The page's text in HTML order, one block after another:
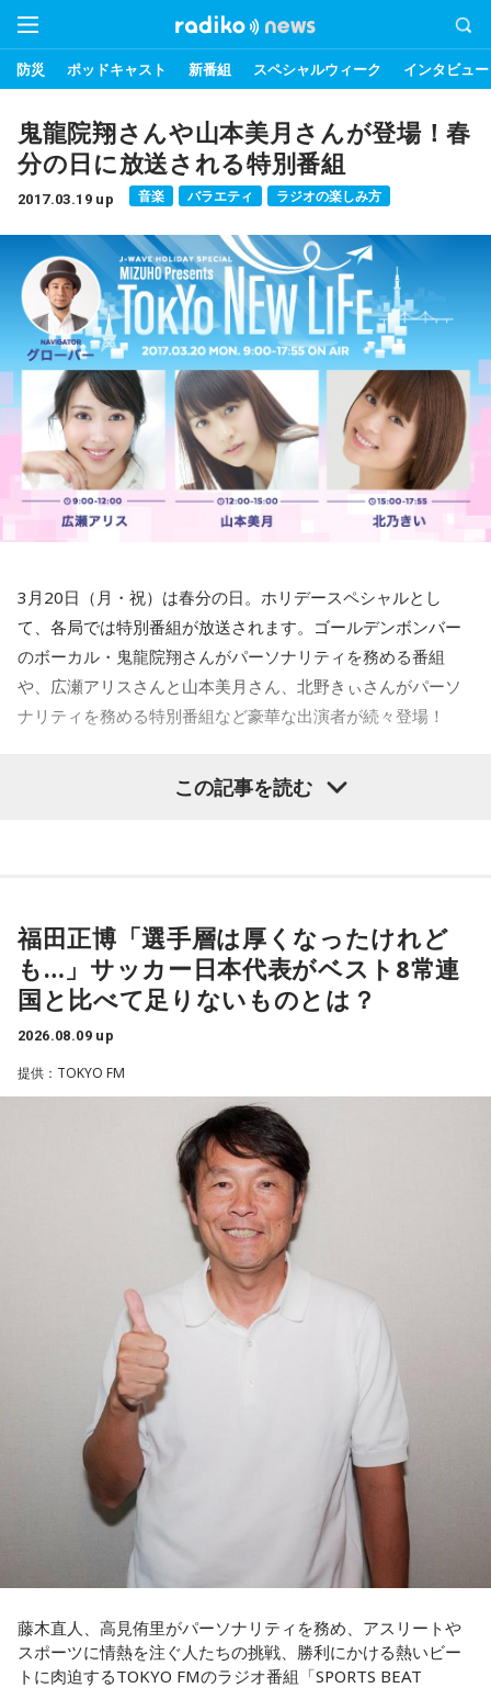
防災 ポッドキャスト 新番組 スペシャルウィーク インタビュー
鬼龍院翔さんや山本美月さんが登場！春
分の日に放送される特別番組
2017.03.19 up 音楽 バラエティ ラジオの楽しみ方
3月20日（月・祝）は春分の日。ホリデースペシャルとし
て、各局では特別番組が放送されます。ゴールデンボンバー
のボーカル・鬼龍院翔さんがパーソナリティを務める番組
や、広瀬アリスさんと山本美月さん、北野きぃさんがパーソ
ナリティを務める特別番組など豪華な出演者が続々登場！
「いい音楽に包まれて、休日にリラックスしたひととき
を。」をテーマにした音楽番組です。メッセージの中から鈴
木純子さんが心に響いたエピソードをご紹介します。選ばれ
た方にはキユーピーの詰め合わせが番組から送られます。
この番組をラジコで聴く
ニッポン放送 『ニッポン放送ホリデースペシャル
第2回ポピュラーステージ吹奏楽コンクール』 15時
昨年11月に行われた「第2回ポピュラーステージ吹奏楽コン
クール」の模様をご紹介します。パーソナリティを務めるの
はゴールデンボンバーのボーカル・鬼龍院翔さんです。鬼龍
院翔さんと吹奏楽部のセッションや、トークはファン必聴で
■パーソナリティ:鬼龍院翔
■出演者:新保友映
この番組をラジコで聴く
この記事を読む
福田正博「選手層は厚くなったけれど
も…」サッカー日本代表がベスト8常連
国と比べて足りないものとは？
2026.08.09 up
提供：TOKYO FM
藤木直人、高見侑里がパーソナリティを務め、アスリートや
スポーツに情熱を注ぐ人たちの挑戦、勝利にかける熱いビー
トに肉迫するTOKYO FMのラジオ番組「SPORTS BEAT